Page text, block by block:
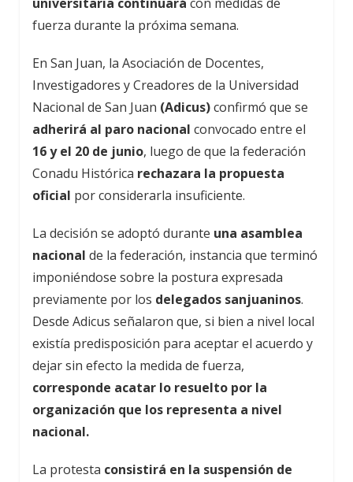
fuerza durante la próxima semana.
En San Juan, la Asociación de Docentes,
Investigadores y Creadores de la Universidad
Nacional de San Juan (Adicus)confirmó que se
adherirá al paro nacional convocado entre el
16 y el 20 de junio, luego de que la federación
Conadu Histórica rechazara la propuesta
oficial por considerarla insuficiente.
La decisión se adoptó durante una asamblea
nacional de la federación, instancia que terminó
imponiéndose sobre la postura expresada
previamente por los delegados sanjuaninos.
Desde Adicus señalaron que, si bien a nivel local
existía predisposición para aceptar el acuerdo y
dejar sin efecto la medida de fuerza,
corresponde acatar lo resuelto por la
organización que los representa a nivel
nacional.
La protesta consistirá en la suspensión de